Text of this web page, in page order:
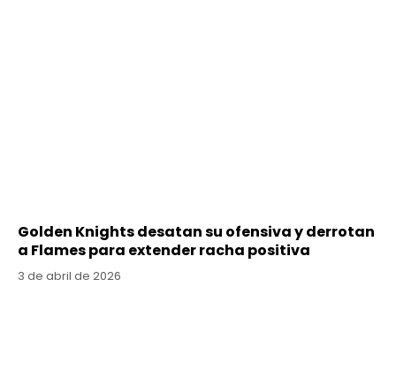
Golden Knights desatan su ofensiva y derrotan
a Flames para extender racha positiva
3 de abril de 2026